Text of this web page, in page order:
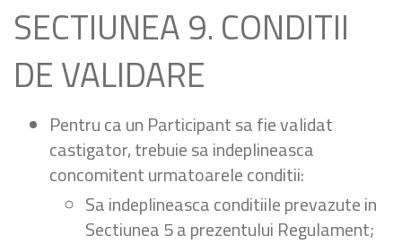
SECTIUNEA 9. CONDITII
DE VALIDARE
Pentru ca un Participant sa fie validat
castigator, trebuie sa indeplineasca
concomitent urmatoarele conditii:
Sa indeplineasca conditiile prevazute in
Sectiunea 5 a prezentului Regulament;